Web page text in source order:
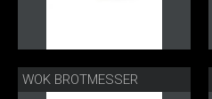
WOK BROTMESSER